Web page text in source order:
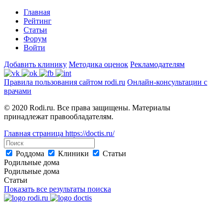
Главная
Рейтинг
Статьи
Форум
Войти
Добавить клинику Методика оценок Рекламодателям
Правила пользования сайтом rodi.ru Онлайн-консультации с
врачами
© 2020 Rodi.ru. Все права защищены. Материалы
принадлежат правообладателям.
Главная страница https://doctis.ru/
Роддома Клиники
Статьи
Родильные дома
Родильные дома
Статьи
Показать все результаты поиска